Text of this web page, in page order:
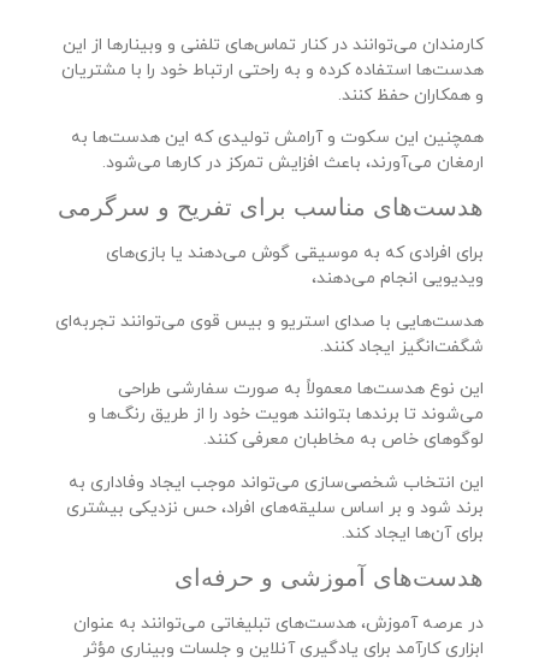
کارمندان می‌توانند در کنار تماس‌های تلفنی و وبینارها از این
هدست‌ها استفاده کرده و به راحتی ارتباط خود را با مشتریان
و همکاران حفظ کنند.
همچنین این سکوت و آرامش تولیدی که این هدست‌ها به
ارمغان می‌آورند، باعث افزایش تمرکز در کارها می‌شود.
هدست‌های مناسب برای تفریح و سرگرمی
برای افرادی که به موسیقی گوش می‌دهند یا بازی‌های
ویدیویی انجام می‌دهند،
هدست‌هایی با صدای استریو و بیس قوی می‌توانند تجربه‌ای
شگفت‌انگیز ایجاد کنند.
این نوع هدست‌ها معمولاً به صورت سفارشی طراحی
می‌شوند تا برندها بتوانند هویت خود را از طریق رنگ‌ها و
لوگوهای خاص به مخاطبان معرفی کنند.
این انتخاب شخصی‌سازی می‌تواند موجب ایجاد وفاداری به
برند شود و بر اساس سلیقه‌های افراد، حس نزدیکی بیشتری
برای آن‌ها ایجاد کند.
هدست‌های آموزشی و حرفه‌ای
در عرصه آموزش، هدست‌های تبلیغاتی می‌توانند به عنوان
ابزاری کارآمد برای یادگیری آنلاین و جلسات وبیناری مؤثر